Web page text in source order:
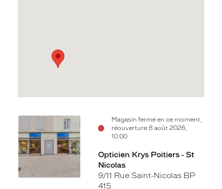
Magasin fermé en ce moment,
réouverture 8 août 2026,
10:00
la
fiche
Opticien Krys Poitiers - St
Nicolas
9/11 Rue Saint-Nicolas BP
415
la
fiche